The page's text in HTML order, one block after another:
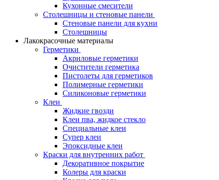
Кухонные смесители
Столешницы и стеновые панели
Стеновые панели для кухни
Столешницы
Лакокрасочные материалы
Герметики
Акриловые герметики
Очистители герметика
Пистолеты для герметиков
Полимерные герметики
Силиконовые герметики
Клеи
Жидкие гвозди
Клеи пва, жидкое стекло
Специальные клеи
Супер клеи
Эпоксидные клеи
Краски для внутренних работ
Декоративное покрытие
Колеры для краски